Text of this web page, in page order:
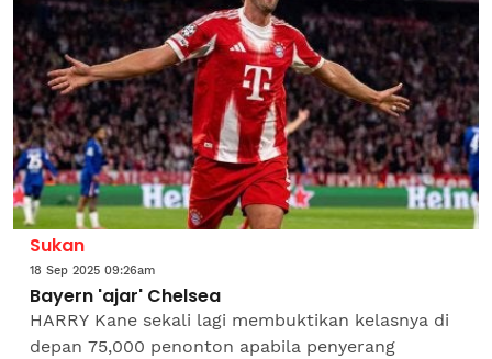
Sukan
18 Sep 2025 09:26am
Bayern 'ajar' Chelsea
HARRY Kane sekali lagi membuktikan kelasnya di
depan 75,000 penonton apabila penyerang